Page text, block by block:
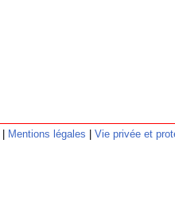
Mentions légales Vie privée et